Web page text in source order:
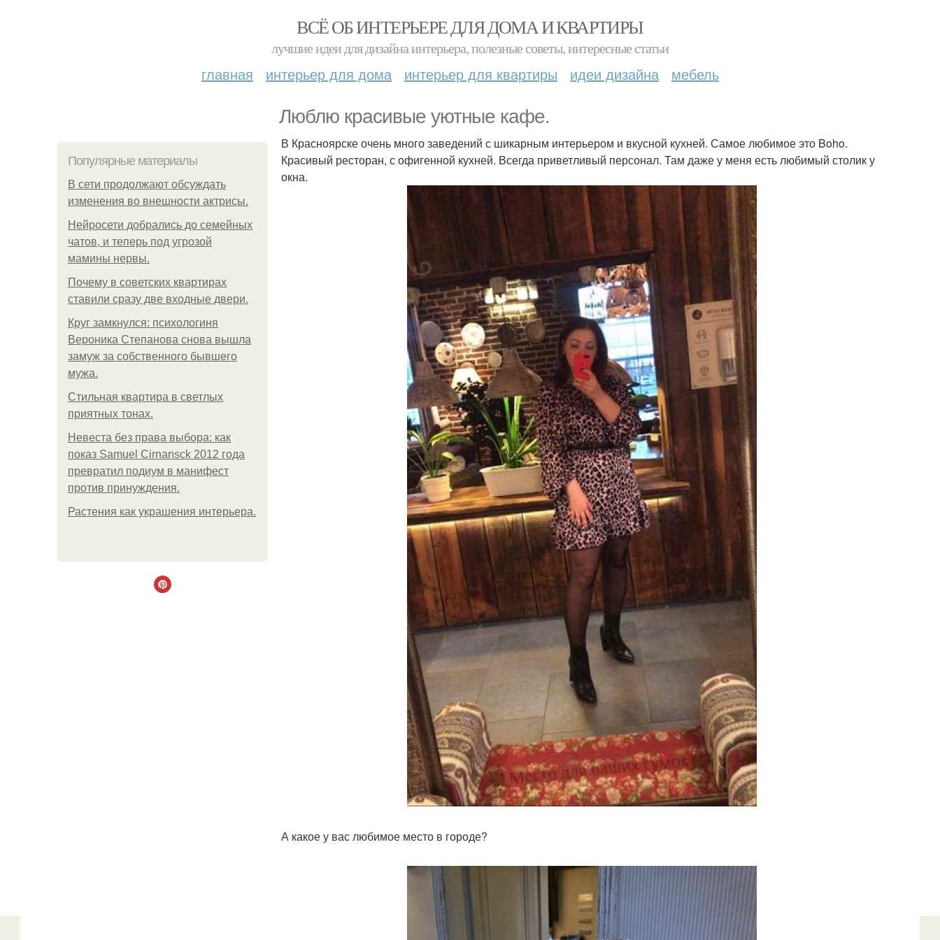
ВСЁ ОБ ИНТЕРЬЕРЕ ДЛЯ ДОМА И КВАРТИРЫ
лучшие идеи для дизайна интерьера, полезные советы, интересные статьи
главная интерьер для дома интерьер для квартиры идеи дизайна мебель
Люблю красивые уютные кафе.
Популярные материалы
В сети продолжают обсуждать
изменения во внешности актрисы.
Нейросети добрались до семейных
чатов, и теперь под угрозой
мамины нервы.
Почему в советских квартирах
ставили сразу две входные двери.
Круг замкнулся: психологиня
Вероника Степанова снова вышла
замуж за собственного бывшего
мужа.
Стильная квартира в светлых
приятных тонах.
Невеста без права выбора: как
показ Samuel Cirnansck 2012 года
превратил подиум в манифест
против принуждения.
Растения как украшения интерьера.
В Красноярске очень много заведений с шикарным интерьером и вкусной кухней. Самое любимое это Boho.
Красивый ресторан, с офигенной кухней. Всегда приветливый персонал. Там даже у меня есть любимый столик у
окна.
А какое у вас любимое место в городе?